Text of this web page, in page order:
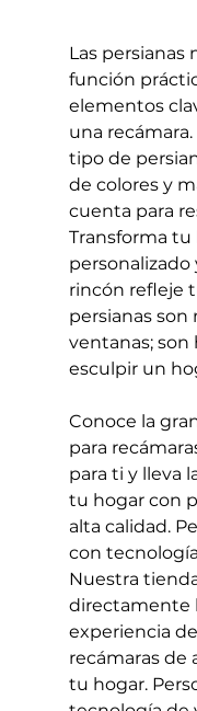
Las persianas
función
elementos
una
tipo de
de colores y
cuenta para
Transforma tu
personalizado
rincón refleje
persianas son
ventanas; son
esculpir un
Conoce la
para
para ti y lleva
tu hogar con
alta calidad.
con
Nuestra
directamente
experiencia
recámaras de
tu hogar.